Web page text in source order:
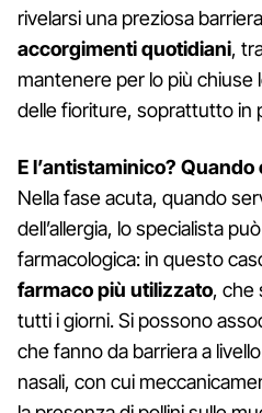
rivelarsi una preziosa
accorgimenti quotidiani,
mantenere per lo più chiuse
delle fioriture, soprattutto in
E l’antistaminico?
Nella fase acuta, quando
dell’allergia, lo specialista
farmacologica: in questo
farmaco più utilizzato, che
tutti i giorni. Si possono
che fanno da barriera a
nasali, con cui